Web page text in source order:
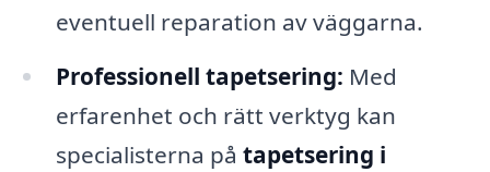
eventuell reparation av väggarna.
Professionell tapetsering: Med
erfarenhet och rätt verktyg kan
specialisterna på tapetsering i